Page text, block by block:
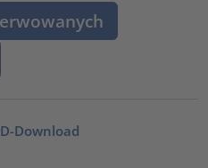
Download